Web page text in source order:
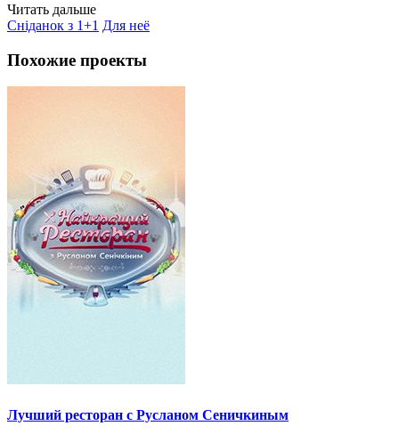
Читать дальше
Сніданок з 1+1 Для неё
Похожие проекты
Лучший ресторан с Русланом Сеничкиным